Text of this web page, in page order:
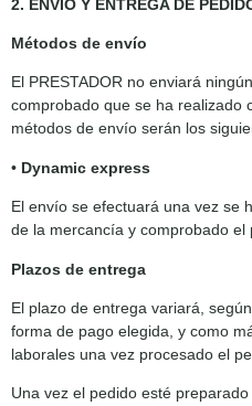
2. ENVÍO Y ENTREGA DE
Métodos de envío
El PRESTADOR no enviará
comprobado que se ha realizado
métodos de envío serán los
• Dynamic express
El envío se efectuará una vez se
de la mercancía y comprobado el
Plazos de entrega
El plazo de entrega variará,
forma de pago elegida, y como
laborales una vez procesado el
Una vez el pedido esté